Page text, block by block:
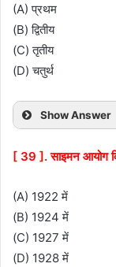
(A) प्रथम
(B) द्वितीय
(C) तृतीय
(D) चतुर्थ
Show Answer
[ 39 ]. साइमन आयोग
(A) 1922 में
(B) 1924 में
(C) 1927 में
(D) 1928 में